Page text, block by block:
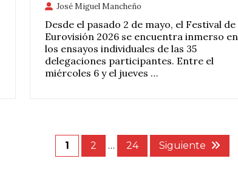
José Miguel Mancheño
Desde el pasado 2 de mayo, el Festival de
Eurovisión 2026 se encuentra inmerso en
los ensayos individuales de las 35
delegaciones participantes. Entre el
miércoles 6 y el jueves …
1 2 … 24 Siguiente